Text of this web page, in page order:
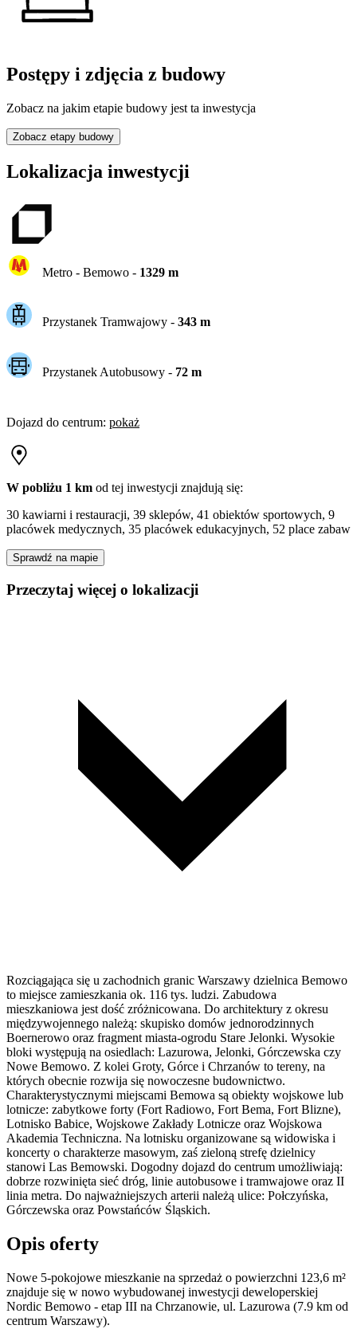
Postępy i zdjęcia z budowy
Zobacz na jakim etapie budowy jest ta inwestycja
Zobacz etapy budowy
Lokalizacja inwestycji
Metro - Bemowo- 1329m
Przystanek Tramwajowy - 343m
Przystanek Autobusowy - 72m
Dojazd do centrum: pokaż
W pobliżu 1 km od tej inwestycji znajdują się:
30 kawiarni i restauracji, 39 sklepów, 41 obiektów sportowych, 9
placówek medycznych, 35 placówek edukacyjnych, 52 place zabaw
Sprawdź na mapie
Przeczytaj więcej o lokalizacji
Rozciągająca się u zachodnich granic Warszawy dzielnica Bemowo
to miejsce zamieszkania ok. 116 tys. ludzi. Zabudowa
mieszkaniowa jest dość zróżnicowana. Do architektury z okresu
międzywojennego należą: skupisko domów jednorodzinnych
Boernerowo oraz fragment miasta-ogrodu Stare Jelonki. Wysokie
bloki występują na osiedlach: Lazurowa, Jelonki, Górczewska czy
Nowe Bemowo. Z kolei Groty, Górce i Chrzanów to tereny, na
których obecnie rozwija się nowoczesne budownictwo.
Charakterystycznymi miejscami Bemowa są obiekty wojskowe lub
lotnicze: zabytkowe forty (Fort Radiowo, Fort Bema, Fort Blizne),
Lotnisko Babice, Wojskowe Zakłady Lotnicze oraz Wojskowa
Akademia Techniczna. Na lotnisku organizowane są widowiska i
koncerty o charakterze masowym, zaś zieloną strefę dzielnicy
stanowi Las Bemowski. Dogodny dojazd do centrum umożliwiają:
dobrze rozwinięta sieć dróg, linie autobusowe i tramwajowe oraz II
linia metra. Do najważniejszych arterii należą ulice: Połczyńska,
Górczewska oraz Powstańców Śląskich.
Opis oferty
Nowe 5-pokojowe mieszkanie na sprzedaż o powierzchni 123,6 m²
znajduje się w nowo wybudowanej inwestycji deweloperskiej
Nordic Bemowo - etap III na Chrzanowie, ul. Lazurowa (7.9 km od
centrum Warszawy).